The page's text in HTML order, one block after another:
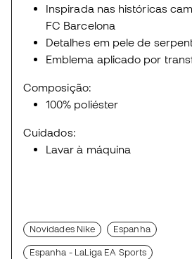
Inspirada nas históricas
FC Barcelona
Detalhes em pele de
Emblema aplicado por
Composição:
100% poliéster
Cuidados:
Lavar à máquina
Novidades Nike Espanha
Espanha - LaLiga EA Sports